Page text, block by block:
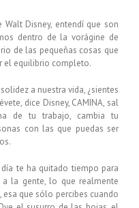
Disney, entendí que son
dentro de la vorágine de
de las pequeñas cosas que
el equilibrio completo.
a nuestra vida, ¿sientes
dice Disney, CAMINA, sal
de tu trabajo, cambia tu
con las que puedas ser
te ha quitado tiempo para
a la gente, lo que realmente
esa que sólo percibes cuando